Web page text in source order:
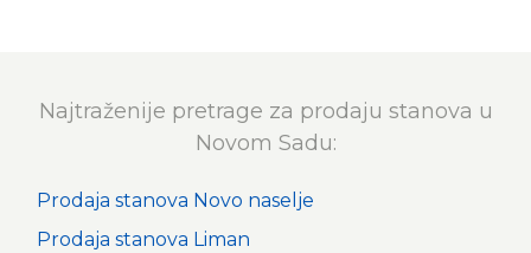
Najtraženije pretrage za prodaju stanova u
Novom Sadu:
Prodaja stanova Novo naselje
Prodaja stanova Liman